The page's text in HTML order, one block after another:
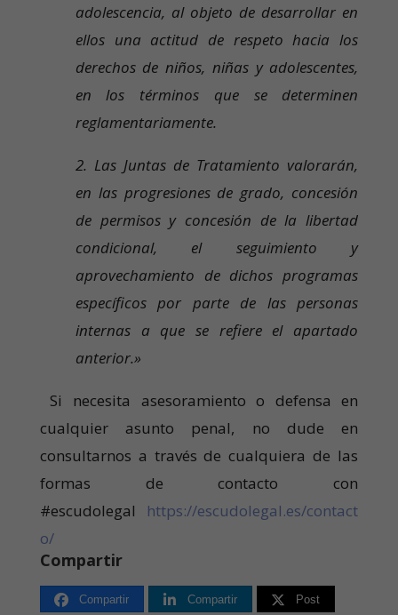
adolescencia, al objeto de desarrollar en
ellos una actitud de respeto hacia los
derechos de niños, niñas y adolescentes,
en los términos que se determinen
reglamentariamente.
2. Las Juntas de Tratamiento valorarán,
en las progresiones de grado, concesión
de permisos y concesión de la libertad
condicional, el seguimiento y
aprovechamiento de dichos programas
específicos por parte de las personas
internas a que se refiere el apartado
anterior.»
Si necesita asesoramiento o defensa en
cualquier asunto penal, no dude en
consultarnos a través de cualquiera de las
formas de contacto con
#escudolegal https://escudolegal.es/contact
o/
Compartir
Compartir Compartir Post